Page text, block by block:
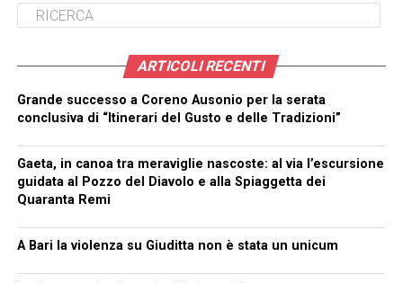
ARTICOLI RECENTI
Grande successo a Coreno Ausonio per la serata
conclusiva di “Itinerari del Gusto e delle Tradizioni”
Gaeta, in canoa tra meraviglie nascoste: al via l’escursione
guidata al Pozzo del Diavolo e alla Spiaggetta dei
Quaranta Remi
A Bari la violenza su Giuditta non è stata un unicum